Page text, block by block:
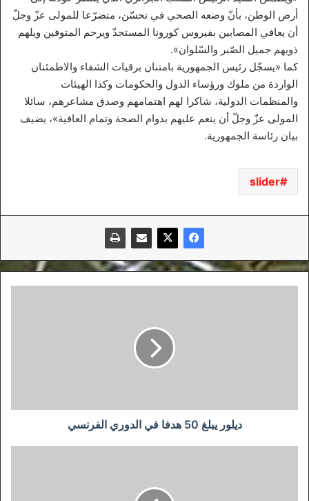
أرض الوطن، بأنّ وضعه الصحي في تحسّن، متضرّعا للمولى عزّ وجلّ
أن يعافي المصابين بفيروس كورونا المستجدّ ويرحم المتوفين ويلهم
ذويهم جميل الصّبر والسّلوان».
كما «يسجّل رئيس الجمهورية بامتنان برقيات الشفاء والاطمئنان
الواردة من ملوك ورؤساء الدول والحكومات وكذا الهيئات
والمنظمات الدولية، شاكرا لهم اهتمامهم وصدق مشاعرهم، سائلا
المولى عزّ وجلّ أن ينعم عليهم بدوام الصحة وتمام العافية»، يضيف
بيان رئاسة الجمهورية.
slider
ديلور يبلغ 50 هدفا في الدوري الفرنسي